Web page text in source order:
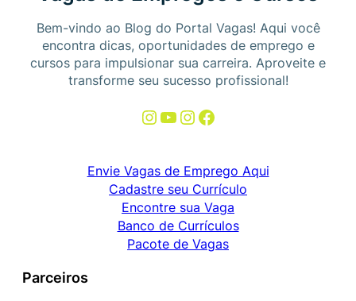
Bem-vindo ao Blog do Portal Vagas! Aqui você
encontra dicas, oportunidades de emprego e
cursos para impulsionar sua carreira. Aproveite e
transforme seu sucesso profissional!
Instagram
Youtube
Instagram
Facebook
Envie Vagas de Emprego Aqui
Cadastre seu Currículo
Encontre sua Vaga
Banco de Currículos
Pacote de Vagas
Parceiros